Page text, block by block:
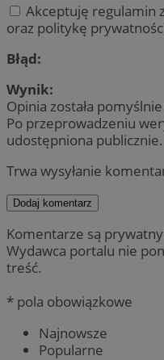
Akceptuję regulamin
oraz politykę
Błąd:
Wynik:
Opinia została
Po przeprowadzeniu
udostępniona publicznie.
Trwa wysyłanie
Dodaj komentarz
Komentarze są
Wydawca portalu nie
treść.
* pola obowiązkowe
Najnowsze
Popularne